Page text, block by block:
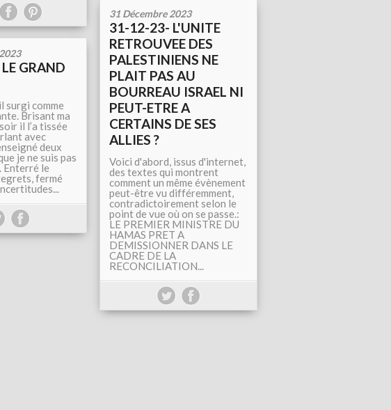
31 Décembre 2023
31-12-23- L'UNITE
RETROUVEE DES
PALESTINIENS NE
PLAIT PAS AU
BOURREAU ISRAEL NI
PEUT-ETRE A
CERTAINS DE SES
ALLIES ?
Voici d'abord, issus d'internet,
des textes qui montrent
comment un même évènement
peut-être vu différemment,
contradictoirement selon le
point de vue où on se passe.:
LE PREMIER MINISTRE DU
HAMAS PRET A
DEMISSIONNER DANS LE
CADRE DE LA
RECONCILIATION...
GRAND
surgi comme
Brisant ma
il l’a tissée
avec
deux
je ne suis pas
Enterré le
fermé